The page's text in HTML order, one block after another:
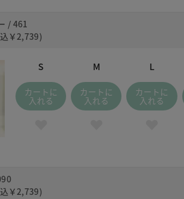
/ 461
￥2,739)
S
カートに
入れる
M
カートに
入れる
L
カートに
入れる
￥2,739)